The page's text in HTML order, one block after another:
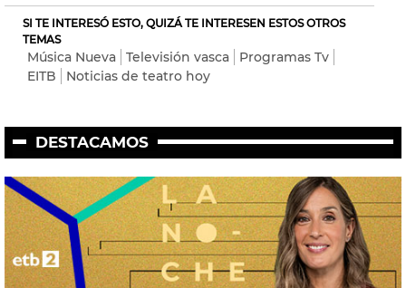
SI TE INTERESÓ ESTO, QUIZÁ TE INTERESEN ESTOS OTROS
TEMAS
Música Nueva Televisión vasca
Programas Tv
EITB
Noticias de teatro hoy
DESTACAMOS